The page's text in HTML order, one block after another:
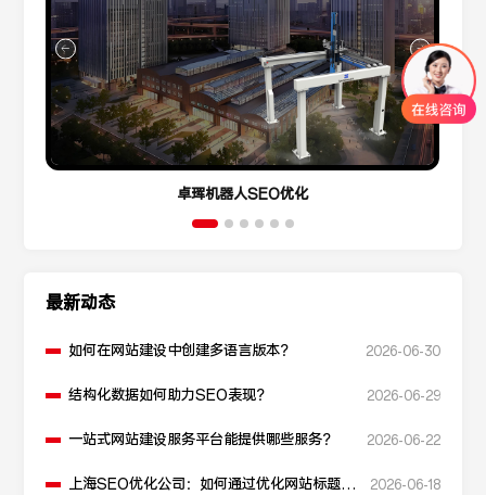
卓珲机器人SEO优化
最新动态
如何在网站建设中创建多语言版本？ 2026-06-30
结构化数据如何助力SEO表现？ 2026-06-29
一站式网站建设服务平台能提供哪些服务？ 2026-06-22
上海SEO优化公司：如何通过优化网站标题提
2026-06-18